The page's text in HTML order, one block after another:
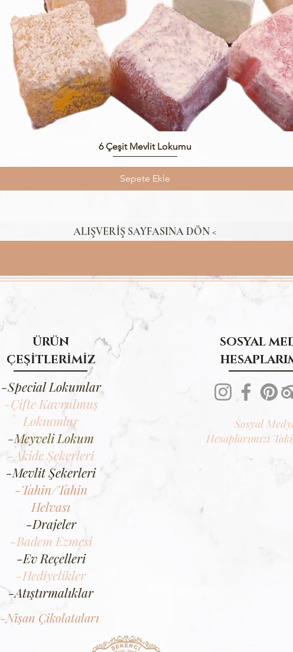
Hızlı Bakış
6 Çeşit Mevlit Lokumu
Sepete Ekle
ALIŞVERİŞ SAYFASINA DÖN <
ÜRÜN
ÇEŞİTLERİMİZ
SOSYAL
-Special Lokumlar
-Çifte Kavrulmuş
Lokıumlar
-Meyveli Lokum
-Akide Şekerleri
-Mevlit Şekerleri
-Tahin/Tahin
Helvası
-Drajeler
-Badem Ezmesi
-Ev Reçelleri
-Hediyelikler
-Atıştırmalıklar
Sosyal
Hesaplarımızı
-Nişan Çikolataları